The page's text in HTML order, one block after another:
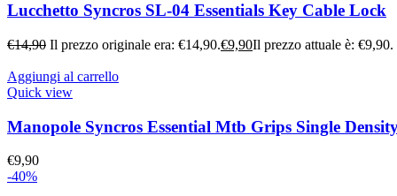
Lucchetto Syncros SL-04 Essentials Key Cable Lock
€14,90 Il prezzo originale era: €14,90.€9,90Il prezzo attuale è: €9,90.
Aggiungi al carrello
Quick view
Manopole Syncros Essential Mtb Grips Single
€9,90
-40%